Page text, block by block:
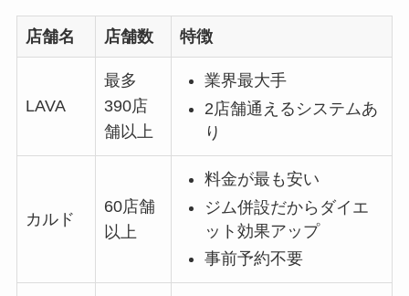
店舗名 店舗数 特徴
LAVA
最多
390店
舗以上
業界最大手
2店舗通えるシステムあ
り
カルド
60店舗
以上
料金が最も安い
ジム併設だからダイエ
ット効果アップ
事前予約不要